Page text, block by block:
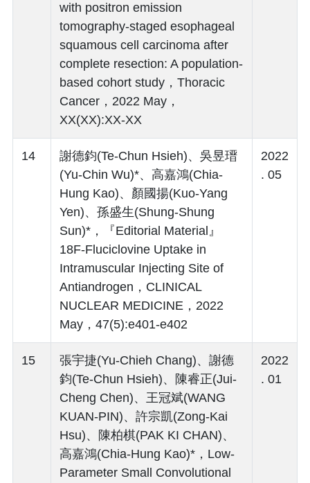
with positron emission
tomography-staged esophageal
squamous cell carcinoma after
complete resection: A population-
based cohort study，Thoracic
Cancer，2022 May，
XX(XX):XX-XX
14
謝德鈞(Te-Chun Hsieh)、吳昱瑨
(Yu-Chin Wu)*、高嘉鴻(Chia-
Hung Kao)、顏國揚(Kuo-Yang
Yen)、孫盛生(Shung-Shung
Sun)*，『Editorial Material』
18F-Fluciclovine Uptake in
Intramuscular Injecting Site of
Antiandrogen，CLINICAL
NUCLEAR MEDICINE，2022
May，47(5):e401-e402
2022
. 05
15
張宇捷(Yu-Chieh Chang)、謝德
鈞(Te-Chun Hsieh)、陳睿正(Jui-
Cheng Chen)、王冠斌(WANG
KUAN-PIN)、許宗凱(Zong-Kai
Hsu)、陳柏棋(PAK KI CHAN)、
高嘉鴻(Chia-Hung Kao)*，Low-
Parameter Small Convolutional
2022
. 01